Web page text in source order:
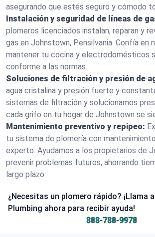
asegurando que estés seguro y cómodo
Instalación y seguridad de líneas de
plomeros licenciados instalan, reparan y
gas en Johnstown, Pensilvania. Confía en
mantener tu cocina y electrodomésticos
conforme a las normas.
Soluciones de filtración y presión de
agua cristalina y presión fuerte y
sistemas de filtración y solucionamos
cada grifo en tu hogar de Johnstown se
Mantenimiento preventivo y repipeo:
tu sistema de plomería con
experto. Ayudamos a los propietarios de
prevenir problemas futuros, ahorrando
largo plazo.
¿Necesitas un plomero rápido? ¡Llama
Plumbing ahora para recibir ayuda!
888-788-9978